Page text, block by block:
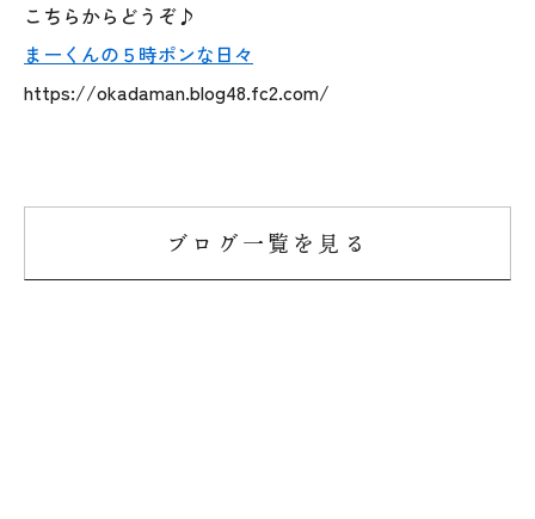
会社案内
モデルハウス
こちらからどうぞ♪
まーくんの５時ポンな日々
https://okadaman.blog48.fc2.com/
ブログ一覧を見る